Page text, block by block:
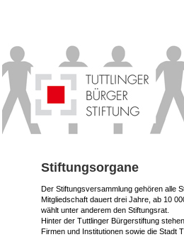
Stiftungsorgane
Der Stiftungsversammlung gehören alle
Mitgliedschaft dauert drei Jahre, ab 10
wählt unter anderem den Stiftungsrat.
Hinter der Tuttlinger Bürgerstiftung
Firmen und Institutionen sowie die Stadt